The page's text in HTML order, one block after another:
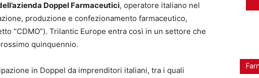
Doppel Farmaceutici, operatore italiano nel
produzione e confezionamento farmaceutico,
“CDMO”). Trilantic Europe entra così in un settore che
quinquennio.
in Doppel da imprenditori italiani, tra i quali